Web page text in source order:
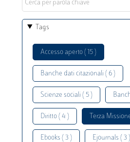
Tags
Accesso aperto ( 15 )
Banche dati citazionali ( 6 )
Scienze sociali ( 5 )
Diritto ( 4 ) Terza
Ebooks ( 3 ) Ejournals ( 3 )